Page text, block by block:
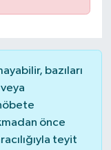
bazıları
önce
teyit